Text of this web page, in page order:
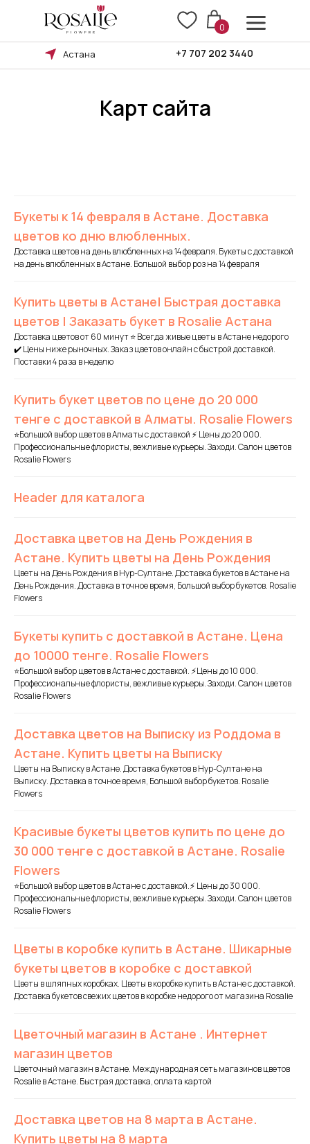
+7 707 202 3440
0
В БУКЕТЕ ТИП БУКЕТА
Астана
Оплата и доставка
Карт сайта
Букеты к 14 февраля в Аcтане. Доставка
цветов ко дню влюбленных.
Доставка цветов на день влюбленных на 14 февраля. Букеты с доставкой
на день влюбленных в Астане. Большой выбор роз на 14 февраля
Купить цветы в Астане| Быстрая доставка
цветов | Заказать букет в Rosalie Астана
Доставка цветов от 60 минут ⭐ Всегда живые цветы в Астане недорого
✔️ Цены ниже рыночных. Заказ цветов онлайн с быстрой доставкой.
Поставки 4 раза в неделю
Купить букет цветов по цене до 20 000
тенге с доставкой в Алматы. Rosalie Flowers
⭐️Большой выбор цветов в Алматы с доставкой ⚡ Цены до 20 000.
Профессиональные флористы, вежливые курьеры. Заходи. Салон цветов
Rosalie Flowers
Header для каталога
Доставка цветов на День Рождения в
Астане. Купить цветы на День Рождения
Цветы на День Рождения в Нур-Султане. Доставка букетов в Астане на
День Рождения. Доставка в точное время, Большой выбор букетов. Rosalie
Flowers
Букеты купить с доставкой в Астане. Цена
до 10000 тенге. Rosalie Flowers
⭐Большой выбор цветов в Астане с доставкой. ⚡Цены до 10 000.
Профессиональные флористы, вежливые курьеры. Заходи. Салон цветов
Rosalie Flowers
Доставка цветов на Выписку из Роддома в
Астане. Купить цветы на Выписку
Цветы на Выписку в Астане. Доставка букетов в Нур-Султане на
Выписку. Доставка в точное время, Большой выбор букетов. Rosalie
Flowers
Красивые букеты цветов купить по цене до
30 000 тенге с доставкой в Астане. Rosalie
Flowers
⭐Большой выбор цветов в Астане с доставкой.⚡ Цены до 30 000.
Профессиональные флористы, вежливые курьеры. Заходи. Салон цветов
Rosalie Flowers
Цветы в коробке купить в Астане. Шикарные
букеты цветов в коробке с доставкой
Цветы в шляпных коробках. Цветы в коробке купить в Астане с доставкой.
Доставка букетов свежих цветов в коробке недорого от магазина Rosalie
Цветочный магазин в Астане . Интернет
магазин цветов
Цветочный магазин в Астане. Международная сеть магазинов цветов
Rosalie в Астане. Быстрая доставка, оплата картой
Доставка цветов на 8 марта в Астане.
Купить цветы на 8 марта